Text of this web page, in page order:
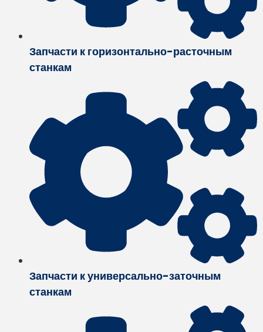
Запчасти к горизонтально-расточным
станкам
Запчасти к универсально-заточным
станкам